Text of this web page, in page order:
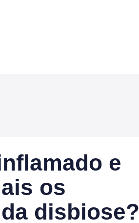
e
os
disbiose?